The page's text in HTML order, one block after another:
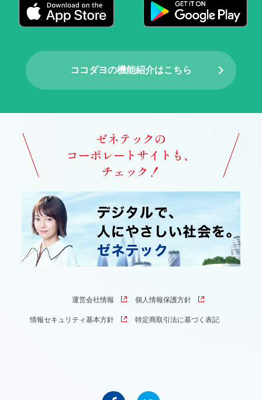
ココダヨの機能紹介はこちら
ゼネテックの
コーポレートサイトも、
チェック！
運営会社情報 個人情報保護方針
情報セキュリティ基本方針 特定商取引法に基づく表記